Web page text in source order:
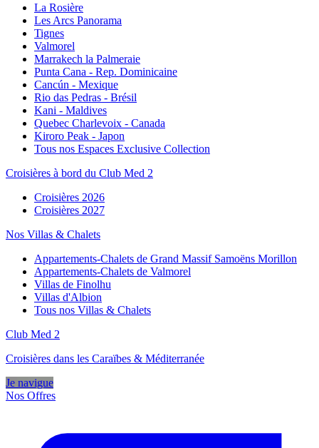
La Rosière
Les Arcs Panorama
Tignes
Valmorel
Marrakech la Palmeraie
Punta Cana - Rep. Dominicaine
Cancún - Mexique
Rio das Pedras - Brésil
Kani - Maldives
Quebec Charlevoix - Canada
Kiroro Peak - Japon
Tous nos Espaces Exclusive Collection
Croisières à bord du Club Med 2
Croisières 2026
Croisières 2027
Nos Villas & Chalets
Appartements-Chalets de Grand Massif Samoëns Morillon
Appartements-Chalets de Valmorel
Villas de Finolhu
Villas d'Albion
Tous nos Villas & Chalets
Club Med 2
Croisières dans les Caraïbes & Méditerranée
Je navigue
Nos Offres